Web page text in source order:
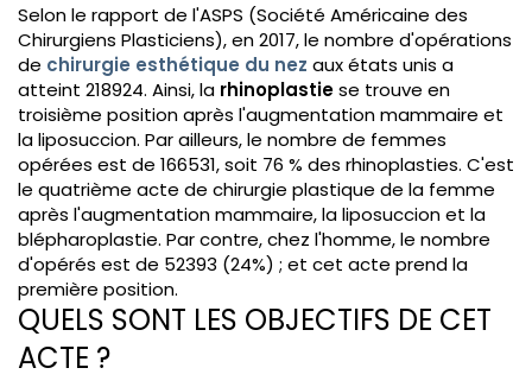
Selon le rapport de l'ASPS (Société Américaine des
Chirurgiens Plasticiens), en 2017, le nombre d'opérations
de chirurgie esthétique du nez aux états unis a
atteint 218924. Ainsi, la rhinoplastiese trouve en
troisième position après l'augmentation mammaire et
la liposuccion. Par ailleurs, le nombre de femmes
opérées est de 166531, soit 76 % des rhinoplasties. C'est
le quatrième acte de chirurgie plastique de la femme
après l'augmentation mammaire, la liposuccion et la
blépharoplastie. Par contre, chez l'homme, le nombre
d'opérés est de 52393 (24%) ; et cet acte prend la
première position.
QUELS SONT LES OBJECTIFS DE CET
ACTE ?